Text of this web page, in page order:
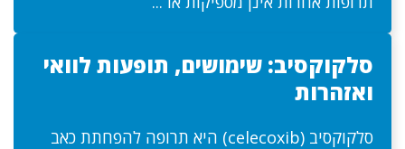
סלקוקסיב: שימושים, תופעות לוואי
ואזהרות
סלקוקסיב (celecoxib) היא תרופה להפחתת כאב